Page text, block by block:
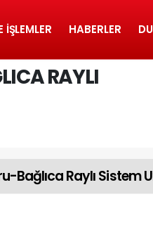
İŞLEMLER HABERLER
RAYLI
Bağlıca Raylı Sistem